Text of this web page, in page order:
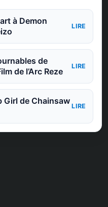
à Demon
LIRE
de
de l’Arc Reze
LIRE
Girl de Chainsaw
LIRE